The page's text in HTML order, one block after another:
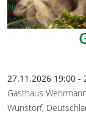
Nov.
2026
27.11.2026 19:00 -
Gasthaus
Wunstorf,